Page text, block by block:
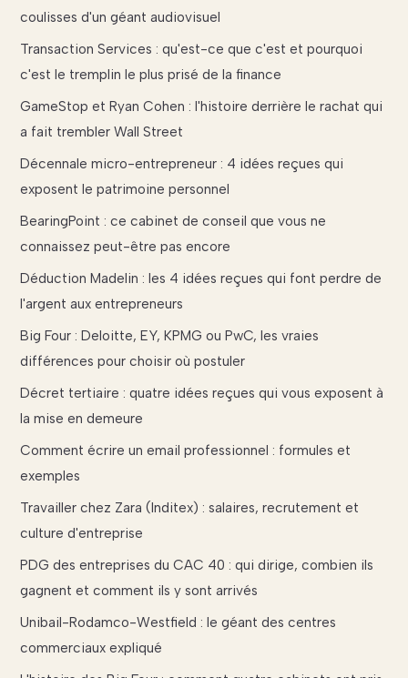
coulisses d'un géant audiovisuel
Transaction Services : qu'est-ce que c'est et pourquoi
c'est le tremplin le plus prisé de la finance
GameStop et Ryan Cohen : l'histoire derrière le rachat qui
a fait trembler Wall Street
Décennale micro-entrepreneur : 4 idées reçues qui
exposent le patrimoine personnel
BearingPoint : ce cabinet de conseil que vous ne
connaissez peut-être pas encore
Déduction Madelin : les 4 idées reçues qui font perdre de
l'argent aux entrepreneurs
Big Four : Deloitte, EY, KPMG ou PwC, les vraies
différences pour choisir où postuler
Décret tertiaire : quatre idées reçues qui vous exposent à
la mise en demeure
Comment écrire un email professionnel : formules et
exemples
Travailler chez Zara (Inditex) : salaires, recrutement et
culture d'entreprise
PDG des entreprises du CAC 40 : qui dirige, combien ils
gagnent et comment ils y sont arrivés
Unibail-Rodamco-Westfield : le géant des centres
commerciaux expliqué